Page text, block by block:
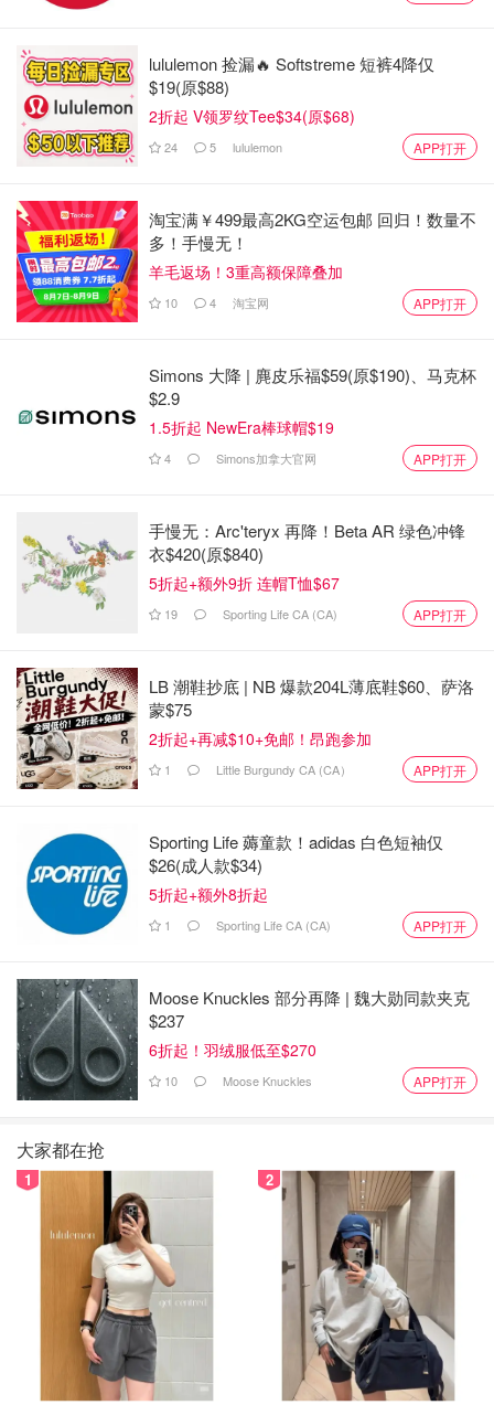
lululemon 捡漏🔥 Softstreme 短裤4降仅
$19(原$88)
2折起 V领罗纹Tee$34(原$68)
24 5 lululemon APP打开
淘宝满￥499最高2KG空运包邮 回归！数量不
多！手慢无！
羊毛返场！3重高额保障叠加
10 4 淘宝网 APP打开
Simons 大降 | 麂皮乐福$59(原$190)、马克杯
$2.9
1.5折起 NewEra棒球帽$19
4 Simons加拿大官网 APP打开
手慢无：Arc'teryx 再降！Beta AR 绿色冲锋
衣$420(原$840)
5折起+额外9折 连帽T恤$67
19 Sporting Life CA (CA) APP打开
LB 潮鞋抄底 | NB 爆款204L薄底鞋$60、萨洛
蒙$75
2折起+再减$10+免邮！昂跑参加
1 Little Burgundy CA (CA） APP打开
Sporting Life 薅童款！adidas 白色短袖仅
$26(成人款$34)
5折起+额外8折起
1 Sporting Life CA (CA) APP打开
Moose Knuckles 部分再降 | 魏大勋同款夹克
$237
6折起！羽绒服低至$270
10 Moose Knuckles APP打开
大家都在抢
1 2